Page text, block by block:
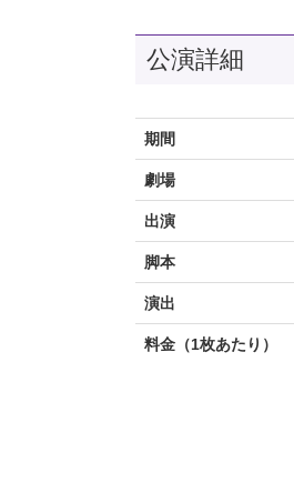
公演詳細
期間
劇場
出演
脚本
演出
料金（1枚あたり）